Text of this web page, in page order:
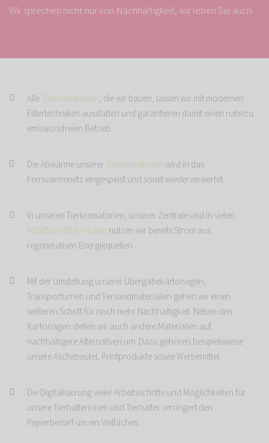
Wir sprechen nicht nur von Nachhaltigkeit, wir leben Sie auch.
AlleTierkrematorien, die wir bauen, lassen wir mit modernen
Filtertechniken ausstatten und garantieren damit einen nahezu
emissionsfreien Betrieb.
Die Abwärme unsererTierkrematorienwird in das
Fernwärmenetz eingespeist und somit wiederverwertet.
In unseren Tierkrematorien, unserer Zentrale und in vielen
ROSENGARTEN-Filialen nutzen wir bereits Strom aus
regenerativen Energiequellen.
Mit der Umstellung unserer Übergabekartonagen,
Transporturnen und Versandmaterialien gehen wir einen
weiteren Schritt für noch mehr Nachhaltigkeit. Neben den
Kartonagen stellen wir auch andere Materialien auf
nachhaltigere Alternativen um. Dazu gehören beispielsweise
unsere Aschebeutel, Printprodukte sowie Werbemittel.
Die Digitalisierung vieler Arbeitsschritte und Möglichkeiten für
unsere Tierhalterinnen und Tierhalter verringert den
Papierbedarf um ein Vielfaches.